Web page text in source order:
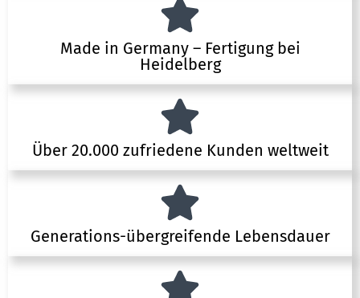
Made in Germany – Fertigung bei
Heidelberg
Über 20.000 zufriedene Kunden weltweit
Generations-übergreifende Lebensdauer